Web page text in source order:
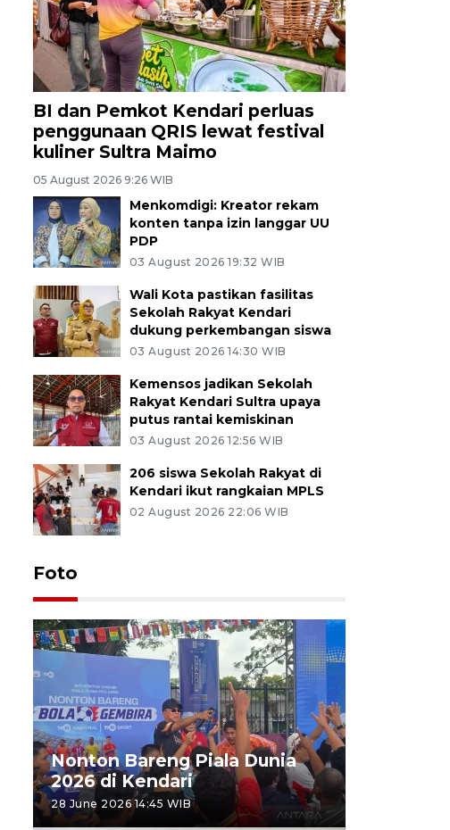
BI dan Pemkot Kendari perluas
penggunaan QRIS lewat festival
kuliner Sultra Maimo
05 August 2026 9:26 WIB
Menkomdigi: Kreator rekam
konten tanpa izin langgar UU
PDP
03 August 2026 19:32 WIB
Wali Kota pastikan fasilitas
Sekolah Rakyat Kendari
dukung perkembangan siswa
03 August 2026 14:30 WIB
Kemensos jadikan Sekolah
Rakyat Kendari Sultra upaya
putus rantai kemiskinan
03 August 2026 12:56 WIB
206 siswa Sekolah Rakyat di
Kendari ikut rangkaian MPLS
02 August 2026 22:06 WIB
Foto
Nonton Bareng Piala Dunia
2026 di Kendari
28 June 2026 14:45 WIB